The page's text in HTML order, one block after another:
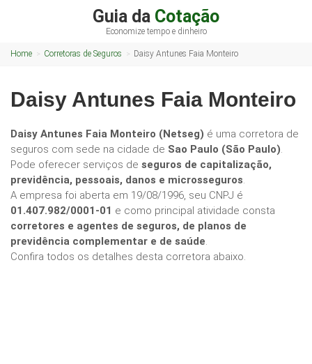
Guia da Cotação
Economize tempo e dinheiro
Home Corretoras de Seguros Daisy Antunes Faia Monteiro
Daisy Antunes Faia Monteiro
Daisy Antunes Faia Monteiro (Netseg) é uma corretora de
seguros com sede na cidade de Sao Paulo (São Paulo).
Pode oferecer serviços de seguros de capitalização,
previdência, pessoais, danos e microsseguros.
A empresa foi aberta em 19/08/1996, seu CNPJ é
01.407.982/0001-01 e como principal atividade consta
corretores e agentes de seguros, de planos de
previdência complementar e de saúde.
Confira todos os detalhes desta corretora abaixo.